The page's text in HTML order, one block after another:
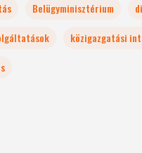
Belügyminisztérium
közigazgatási